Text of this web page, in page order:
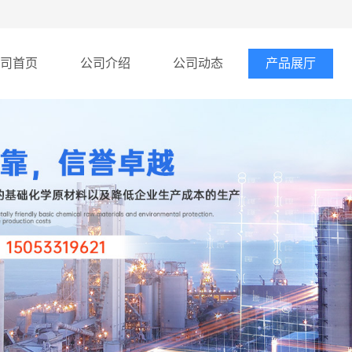
首页 公司介绍 公司动态 产品展厅